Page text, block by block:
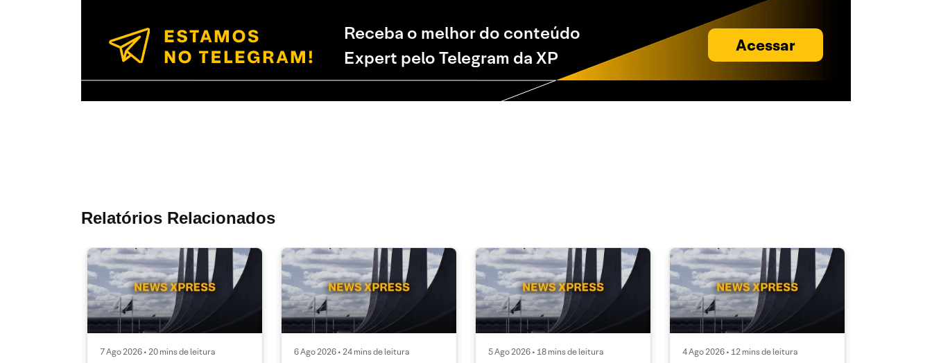
Receba o melhor do conteúdo
Expert pelo Telegram da XP
Acessar
Relatórios Relacionados
7 Ago 2026 • 20 mins de leitura 6 Ago 2026 • 24 mins de leitura 5 Ago 2026 • 18 mins de leitura 4 Ago 2026 • 12 mins de leitura